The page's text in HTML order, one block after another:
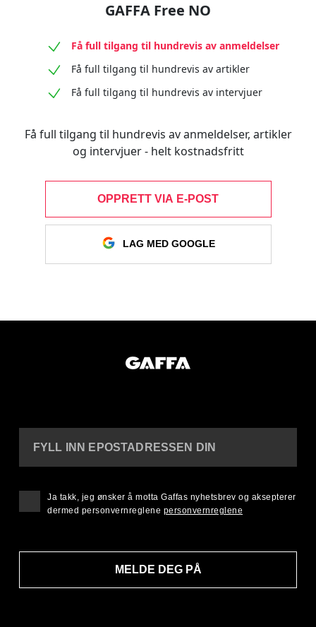
GAFFA Free NO
Få full tilgang til hundrevis av anmeldelser
Få full tilgang til hundrevis av artikler
Få full tilgang til hundrevis av intervjuer
Få full tilgang til hundrevis av anmeldelser, artikler
og intervjuer - helt kostnadsfritt
OPPRETT VIA E-POST
LAG MED GOOGLE
FYLL INN EPOSTADRESSEN DIN
MELDE DEG PÅ
Ja takk, jeg ønsker å motta Gaffas nyhetsbrev og aksepterer
dermed personvernreglene personvernreglene